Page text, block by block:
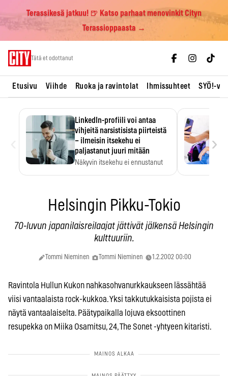
Terassikesä jatkuu! 🍺 Katso parhaat menovinkit Cityn
Terassioppaasta →
Tätä et odottanut
Etusivu Viihde Ruoka ja ravintolat Ihmissuhteet SYÖ!-
LinkedIn-profiili voi antaa
vihjeitä narsistisista piirteistä
– ilmeisin itsekehu ei
paljastanut juuri mitään
Näkyvin itsekehu ei ennustanut
›
Helsingin Pikku-Tokio
70-luvun japanilaisreilaajat jättivät jälkensä Helsingin
kulttuuriin.
Tommi Nieminen Tommi Nieminen 1.2.2002 00:00
Ravintola Hullun Kukon nahkasohvanurkkaukseen lässähtää
viisi vantaalaista rock-kukkoa. Yksi takkutukkaisista pojista ei
näytä vantaalaiselta. Päätypaikalla lojuva eksoottinen
resupekka on Miika Osamitsu, 24, The Sonet -yhtyeen kitaristi.